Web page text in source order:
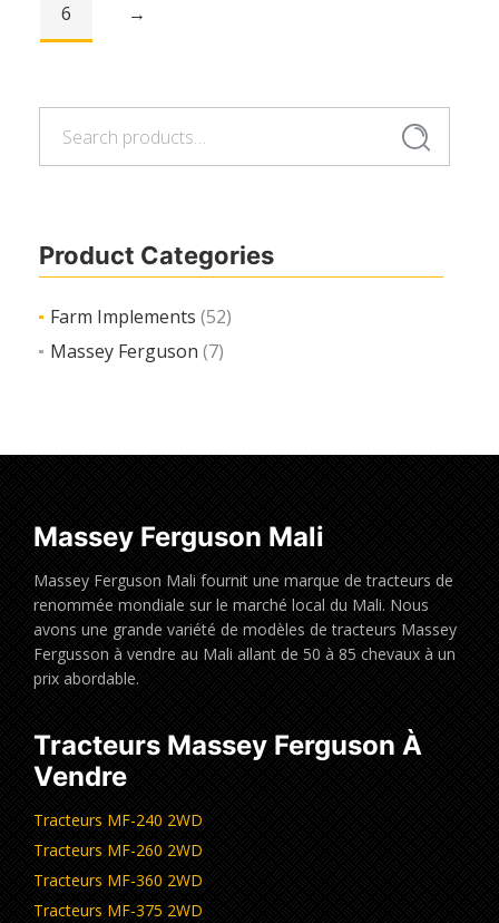
Search
Product Categories
Farm Implements (52)
Massey Ferguson (7)
6 →
Massey Ferguson Mali
Massey Ferguson Mali fournit une marque de tracteurs de
renommée mondiale sur le marché local du Mali. Nous
avons une grande variété de modèles de tracteurs Massey
Fergusson à vendre au Mali allant de 50 à 85 chevaux à un
prix abordable.
Tracteurs Massey Ferguson À
Vendre
Tracteurs MF-240 2WD
Tracteurs MF-260 2WD
Tracteurs MF-360 2WD
Tracteurs MF-375 2WD